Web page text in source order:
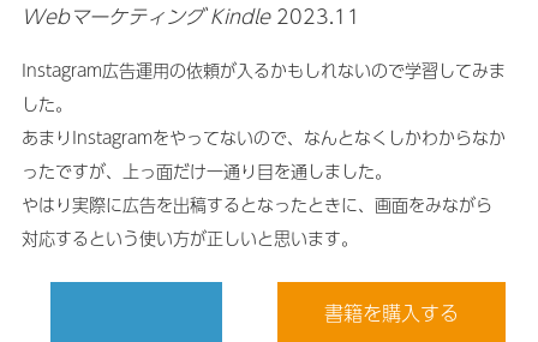
Webマーケティング Kindle 2023.11
Instagram広告運用の依頼が入るかもしれないので学習してみま
した。
あまりInstagramをやってないので、なんとなくしかわからなか
ったですが、上っ面だけ一通り目を通しました。
やはり実際に広告を出稿するとなったときに、画面をみながら
対応するという使い方が正しいと思います。
書籍を購入する